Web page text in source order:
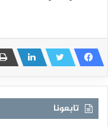
تابعونا